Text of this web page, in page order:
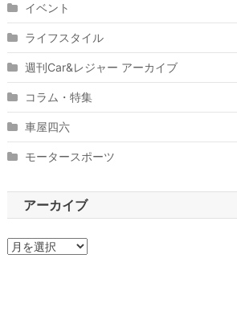
イベント
ライフスタイル
週刊Car&レジャー アーカイブ
コラム・特集
車屋四六
モータースポーツ
アーカイブ
ア